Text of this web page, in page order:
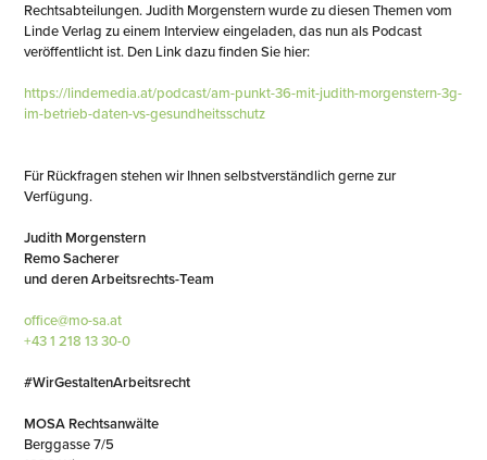
Rechtsabteilungen. Judith Morgenstern wurde zu diesen Themen vom
Linde Verlag zu einem Interview eingeladen, das nun als Podcast
veröffentlicht ist. Den Link dazu finden Sie hier:
https://lindemedia.at/podcast/am-punkt-36-mit-judith-morgenstern-3g-
im-betrieb-daten-vs-gesundheitsschutz
Für Rückfragen stehen wir Ihnen selbstverständlich gerne zur
Verfügung.
Judith Morgenstern
Remo Sacherer
und deren Arbeitsrechts-Team
office@mo-sa.at
+43 1 218 13 30-0
#WirGestaltenArbeitsrecht
MOSA Rechtsanwälte
Berggasse 7/5